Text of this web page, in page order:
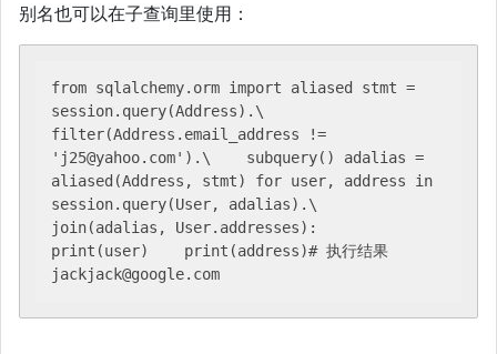
别名也可以在子查询里使用：
from sqlalchemy.orm import aliased stmt =
session.query(Address).\
filter(Address.email_address !=
'j25@yahoo.com').\    subquery() adalias =
aliased(Address, stmt) for user, address in
session.query(User, adalias).\
join(adalias, User.addresses):
print(user)    print(address)# 执行结果
jackjack@google.com